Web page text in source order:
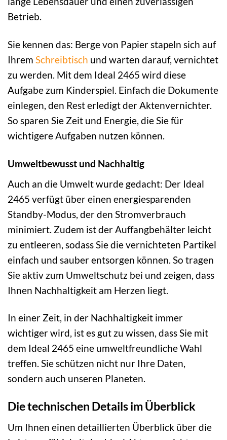
Betrieb.
Sie kennen das: Berge von Papier stapeln sich auf
Ihrem Schreibtisch und warten darauf, vernichtet
zu werden. Mit dem Ideal 2465 wird diese
Aufgabe zum Kinderspiel. Einfach die Dokumente
einlegen, den Rest erledigt der Aktenvernichter.
So sparen Sie Zeit und Energie, die Sie für
wichtigere Aufgaben nutzen können.
Umweltbewusst und Nachhaltig
Auch an die Umwelt wurde gedacht: Der Ideal
2465 verfügt über einen energiesparenden
Standby-Modus, der den Stromverbrauch
minimiert. Zudem ist der Auffangbehälter leicht
zu entleeren, sodass Sie die vernichteten Partikel
einfach und sauber entsorgen können. So tragen
Sie aktiv zum Umweltschutz bei und zeigen, dass
Ihnen Nachhaltigkeit am Herzen liegt.
In einer Zeit, in der Nachhaltigkeit immer
wichtiger wird, ist es gut zu wissen, dass Sie mit
dem Ideal 2465 eine umweltfreundliche Wahl
treffen. Sie schützen nicht nur Ihre Daten,
sondern auch unseren Planeten.
Die technischen Details im Überblick
Um Ihnen einen detaillierten Überblick über die